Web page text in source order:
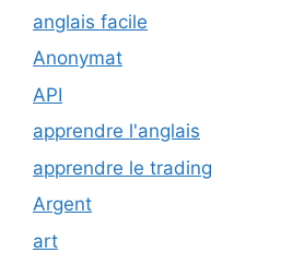
anglais facile
Anonymat
API
apprendre l'anglais
apprendre le trading
Argent
art